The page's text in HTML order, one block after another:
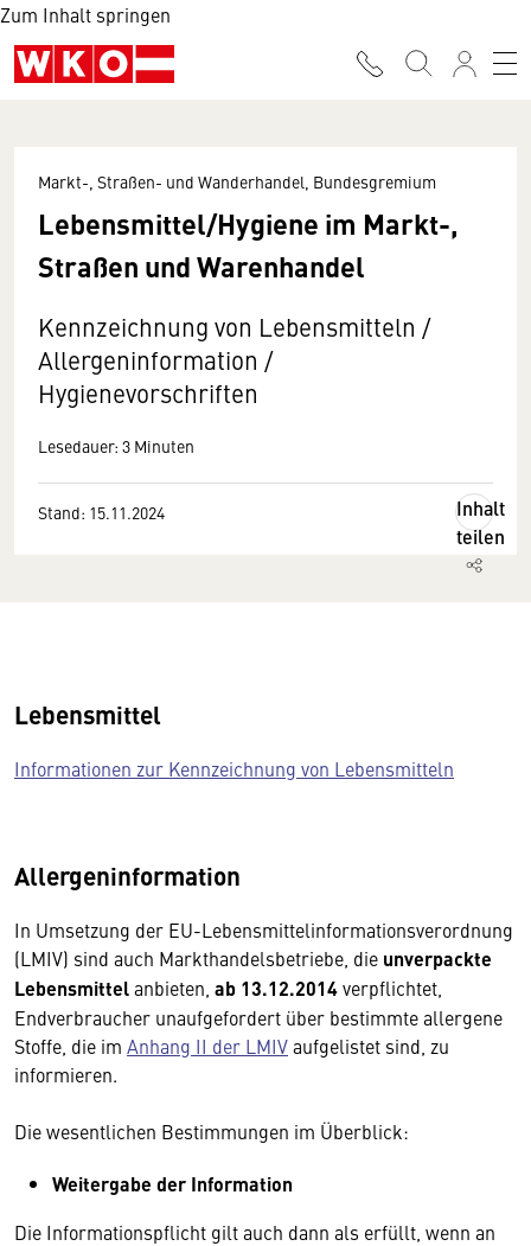
Zum Inhalt springen
Markt-, Straßen- und Wanderhandel, Bundesgremium
Lebensmittel/Hygiene im Markt-,
Straßen und Warenhandel
Kennzeichnung von Lebensmitteln /
Allergeninformation /
Hygienevorschriften
Lesedauer: 3 Minuten
Stand: 15.11.2024
Inhalt
teilen
Lebensmittel
Informationen zur Kennzeichnung von Lebensmitteln
Allergeninformation
In Umsetzung der EU-Lebensmittelinformationsverordnung
(LMIV) sind auch Markthandelsbetriebe, die unverpackte
Lebensmittelanbieten, ab 13.12.2014verpflichtet,
Endverbraucher unaufgefordert über bestimmte allergene
Stoffe, die im Anhang II der LMIVaufgelistet sind, zu
informieren.
Die wesentlichen Bestimmungen im Überblick:
Weitergabe der Information
Die Informationspflicht gilt auch dann als erfüllt, wenn an